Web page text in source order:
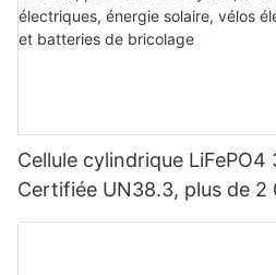
Cellule cylindrique LiFePO4
Certifiée UN38.3, plus de 2
puissance pour véhicules